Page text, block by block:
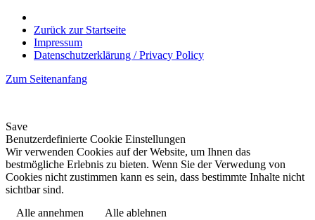
Zurück zur Startseite
Impressum
Datenschutzerklärung / Privacy Policy
Zum Seitenanfang
Save
Benutzerdefinierte Cookie Einstellungen
Wir verwenden Cookies auf der Website, um Ihnen das
bestmögliche Erlebnis zu bieten. Wenn Sie der Verwedung von
Cookies nicht zustimmen kann es sein, dass bestimmte Inhalte nicht
sichtbar sind.
Alle annehmen
Alle ablehnen